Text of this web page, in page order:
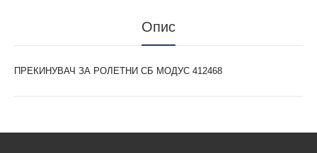
Опис
ПРЕКИНУВАЧ ЗА РОЛЕТНИ СБ МОДУС 412468